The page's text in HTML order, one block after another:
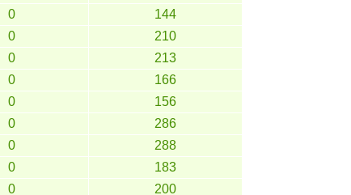
0
144
0
210
0
213
0
166
0
156
0
286
0
288
0
183
0 200